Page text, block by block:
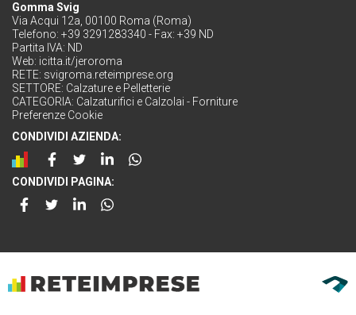
Gomma Svig
Via Acqui 12a, 00100 Roma (Roma)
Telefono: +39 3291283340 - Fax: +39 ND
Partita IVA: ND
Web: icitta.it/jeroroma
RETE: svigroma.reteimprese.org
SETTORE: Calzature e Pelletterie
CATEGORIA: Calzaturifici e Calzolai - Forniture
Preferenze Cookie
CONDIVIDI AZIENDA:
CONDIVIDI PAGINA: